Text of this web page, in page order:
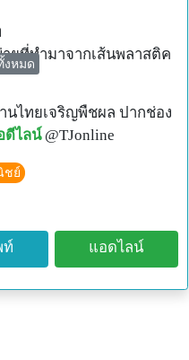
ยที่ทำมาจากเส้นพลาสติค
ช้เป็นตาข่ายที่ทำมาจาก
กว่า
ำที่ให้แตงเลื้อยเอง รื้อง่าย
อ็นหน้ากว้างร้อยเมตร
ยเป็นม้วน
บาท
า 100 บาท
ป็นตาข่ายยืดหยุ่น
งหมด
นไทยเจริญพืชผล ปากช่อง
ดีไลน์ @TJonline
ชย์
ท์ แอดไลน์